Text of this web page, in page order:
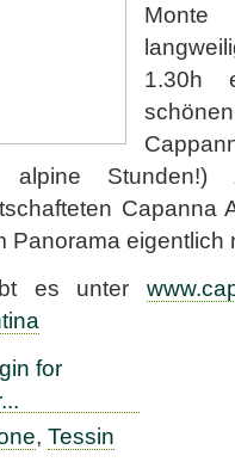
1.30h
Stunden!)
Capanna
Panorama eigentlich
es unter
, Tessin